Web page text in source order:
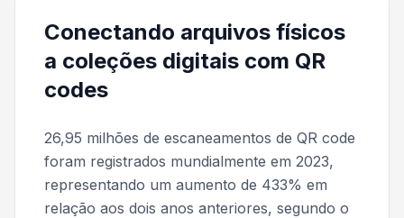
Conectando arquivos físicos
a coleções digitais com QR
codes
26,95 milhões de escaneamentos de QR code
foram registrados mundialmente em 2023,
representando um aumento de 433% em
relação aos dois anos anteriores, segundo o